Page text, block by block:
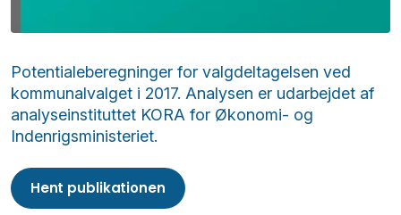
Potentialeberegninger for valgdeltagelsen ved
kommunalvalget i 2017. Analysen er udarbejdet af
analyseinstituttet KORA for Økonomi- og
Indenrigsministeriet.
Hent publikationen